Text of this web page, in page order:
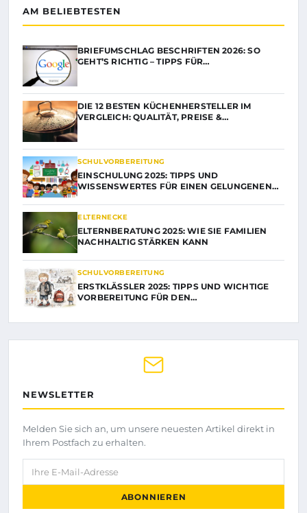
AM BELIEBTESTEN
BRIEFUMSCHLAG BESCHRIFTEN 2026: SO
GEHT’S RICHTIG – TIPPS FÜR…
DIE 12 BESTEN KÜCHENHERSTELLER IM
VERGLEICH: QUALITÄT, PREISE &…
SCHULVORBEREITUNG
EINSCHULUNG 2025: TIPPS UND
WISSENSWERTES FÜR EINEN GELUNGENEN…
ELTERNECKE
ELTERNBERATUNG 2025: WIE SIE FAMILIEN
NACHHALTIG STÄRKEN KANN
SCHULVORBEREITUNG
ERSTKLÄSSLER 2025: TIPPS UND WICHTIGE
VORBEREITUNG FÜR DEN…
NEWSLETTER
Melden Sie sich an, um unsere neuesten Artikel direkt in
Ihrem Postfach zu erhalten.
Ihre E-Mail-Adresse
ABONNIEREN